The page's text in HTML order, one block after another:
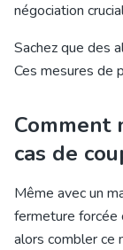
négociation
Sachez que des
Ces mesures de
Comment
cas de
Même avec un
fermeture forcée
alors combler ce